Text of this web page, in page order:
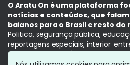
O Aratu On é uma plataforma
notícias e conteúdos, que falam
baianos para o Brasil e resto do
Política, segurança pública,
reportagens especiais, interior,
Aqui, tudo vira notícia e a notícia